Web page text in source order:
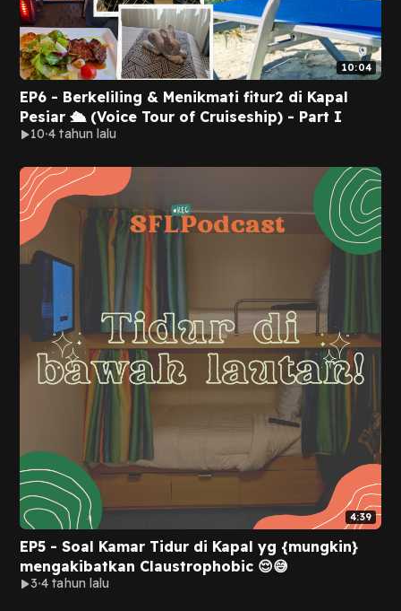
10:04
EP6 - Berkeliling & Menikmati fitur2 di Kapal
Pesiar 🛳️ (Voice Tour of Cruiseship) - Part I
10 4 tahun lalu
4:39
EP5 - Soal Kamar Tidur di Kapal yg {mungkin}
mengakibatkan Claustrophobic 😌😅
3 4 tahun lalu